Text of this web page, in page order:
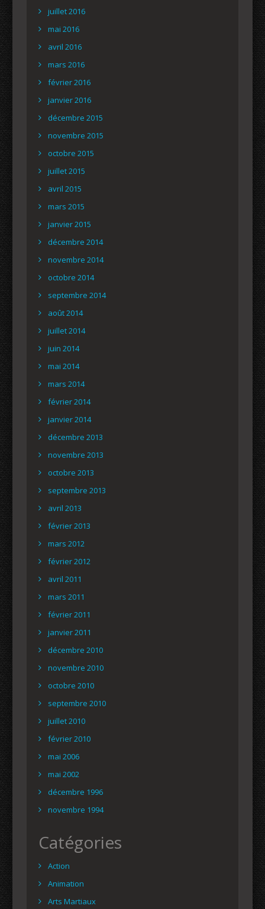
juillet 2016
mai 2016
avril 2016
mars 2016
février 2016
janvier 2016
décembre 2015
novembre 2015
octobre 2015
juillet 2015
avril 2015
mars 2015
janvier 2015
décembre 2014
novembre 2014
octobre 2014
septembre 2014
août 2014
juillet 2014
juin 2014
mai 2014
mars 2014
février 2014
janvier 2014
décembre 2013
novembre 2013
octobre 2013
septembre 2013
avril 2013
février 2013
mars 2012
février 2012
avril 2011
mars 2011
février 2011
janvier 2011
décembre 2010
novembre 2010
octobre 2010
septembre 2010
juillet 2010
février 2010
mai 2006
mai 2002
décembre 1996
novembre 1994
Catégories
Action
Animation
Arts Martiaux